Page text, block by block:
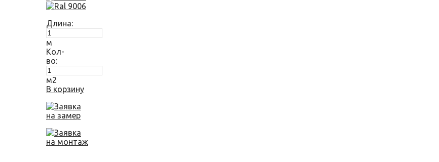
Длина:
м
Кол-
во:
м2
В корзину
Заявка
на замер
Заявка
на монтаж